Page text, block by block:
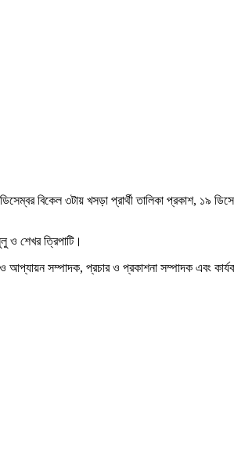
বিকেল ৩টায় খসড়া প্রার্থী তালিকা প্রকাশ, ১৯
ও শেখর ত্রিপাটি।
সম্পাদক, প্রচার ও প্রকাশনা সম্পাদক এবং